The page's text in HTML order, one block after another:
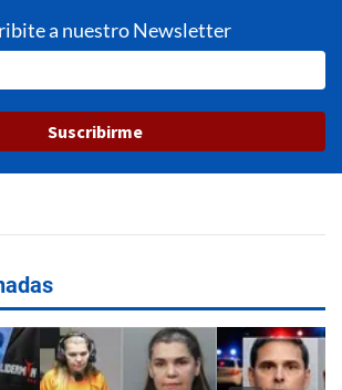
a nuestro Newsletter
Suscribirme